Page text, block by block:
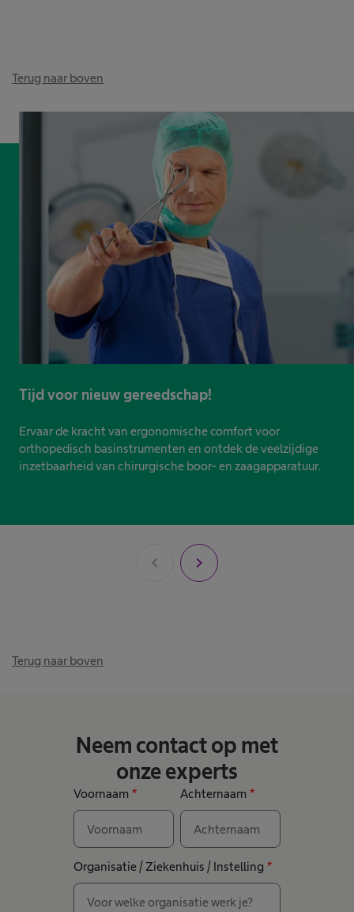
Terug naar boven
Tijd voor nieuw gereedschap!
Ervaar de kracht van ergonomische comfort voor
orthopedisch basinstrumenten en ontdek de veelzijdige
inzetbaarheid van chirurgische boor- en zaagapparatuur.
chevron_left chevron_right
Terug naar boven
Neem contact op met
onze experts
Voornaam * Achternaam *
Organisatie / Ziekenhuis / Instelling *